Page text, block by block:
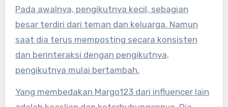
Pada awalnya, pengikutnya kecil, sebagian
besar terdiri dari teman dan keluarga. Namun
saat dia terus memposting secara konsisten
dan berinteraksi dengan pengikutnya,
pengikutnya mulai bertambah.
Yang membedakan Margo123 dari influencer lain